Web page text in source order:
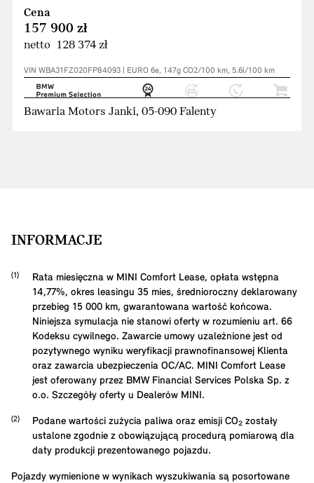
Cena
157 900 zł
netto 128 374 zł
VIN WBA31FZ020FP84093 | EURO 6e, 147g CO2/100 km, 5.6l/100 km
Bawaria Motors Janki, 05-090 Falenty
INFORMACJE
Rata miesięczna w MINI Comfort Lease, opłata wstępna
14,77%, okres leasingu 35 mies, średnioroczny deklarowany
przebieg 15 000 km, gwarantowana wartość końcowa.
Niniejsza symulacja nie stanowi oferty w rozumieniu art. 66
Kodeksu cywilnego. Zawarcie umowy uzależnione jest od
pozytywnego wyniku weryfikacji prawnofinansowej Klienta
oraz zawarcia ubezpieczenia OC/AC. MINI Comfort Lease
jest oferowany przez BMW Financial Services Polska Sp. z
o.o. Szczegóły oferty u Dealerów MINI.
Podane wartości zużycia paliwa oraz emisji CO₂ zostały
ustalone zgodnie z obowiązującą procedurą pomiarową dla
daty produkcji prezentowanego pojazdu.
Pojazdy wymienione w wynikach wyszukiwania są posortowane